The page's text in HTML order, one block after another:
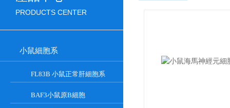
PRODUCTS CENTER
小鼠細胞系
FL83B 小鼠正常肝細胞系
BAF3小鼠原B細胞